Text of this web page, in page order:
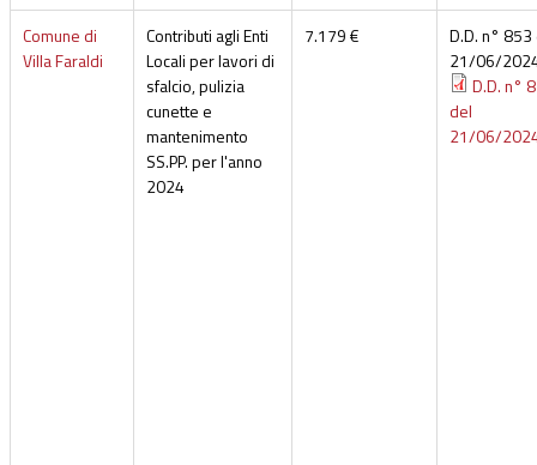
Comune di
Villa Faraldi
Contributi agli Enti
Locali per lavori di
sfalcio, pulizia
cunette e
mantenimento
SS.PP. per l'anno
2024
7.179 €
D.D. n°
21/06/
D.D. n°
del
21/06/